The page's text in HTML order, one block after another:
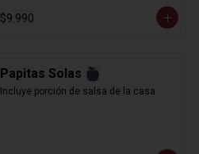
$9.990
Papitas Solas
Incluye porción de salsa de la casa